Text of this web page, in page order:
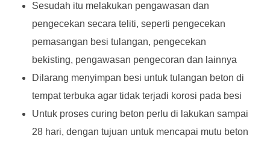
Sesudah itu melakukan pengawasan dan
pengecekan secara teliti, seperti pengecekan
pemasangan besi tulangan, pengecekan
bekisting, pengawasan pengecoran dan lainnya
Dilarang menyimpan besi untuk tulangan beton di
tempat terbuka agar tidak terjadi korosi pada besi
Untuk proses curing beton perlu di lakukan sampai
28 hari, dengan tujuan untuk mencapai mutu beton